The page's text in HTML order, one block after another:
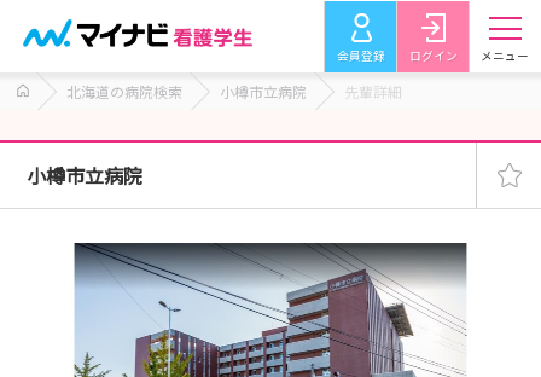
会員登録 ログイン メニュー
北海道の病院検索 小樽市立病院 先輩詳細
小樽市立病院